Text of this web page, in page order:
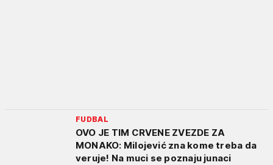
FUDBAL
OVO JE TIM CRVENE ZVEZDE ZA
MONAKO: Milojević zna kome treba da
veruje! Na muci se poznaju junaci